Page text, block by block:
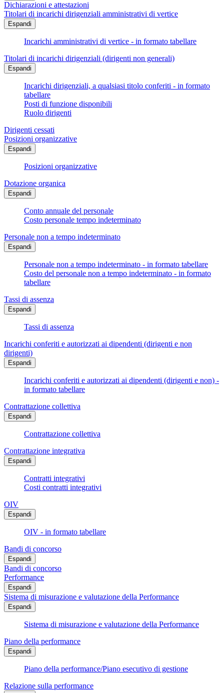
Dichiarazioni e attestazioni
Titolari di incarichi dirigenziali amministrativi di vertice
Espandi
Incarichi amministrativi di vertice - in formato tabellare
Titolari di incarichi dirigenziali (dirigenti non generali)
Espandi
Incarichi dirigenziali, a qualsiasi titolo conferiti - in formato
tabellare
Posti di funzione disponibili
Ruolo dirigenti
Dirigenti cessati
Posizioni organizzative
Espandi
Posizioni organizzative
Dotazione organica
Espandi
Conto annuale del personale
Costo personale tempo indeterminato
Personale non a tempo indeterminato
Espandi
Personale non a tempo indeterminato - in formato tabellare
Costo del personale non a tempo indeterminato - in formato
tabellare
Tassi di assenza
Espandi
Tassi di assenza
Incarichi conferiti e autorizzati ai dipendenti (dirigenti e non
dirigenti)
Espandi
Incarichi conferiti e autorizzati ai dipendenti (dirigenti e non) -
in formato tabellare
Contrattazione collettiva
Espandi
Contrattazione collettiva
Contrattazione integrativa
Espandi
Contratti integrativi
Costi contratti integrativi
OIV
Espandi
OIV - in formato tabellare
Bandi di concorso
Espandi
Bandi di concorso
Performance
Espandi
Sistema di misurazione e valutazione della Performance
Espandi
Sistema di misurazione e valutazione della Performance
Piano della performance
Espandi
Piano della performance/Piano esecutivo di gestione
Relazione sulla performance